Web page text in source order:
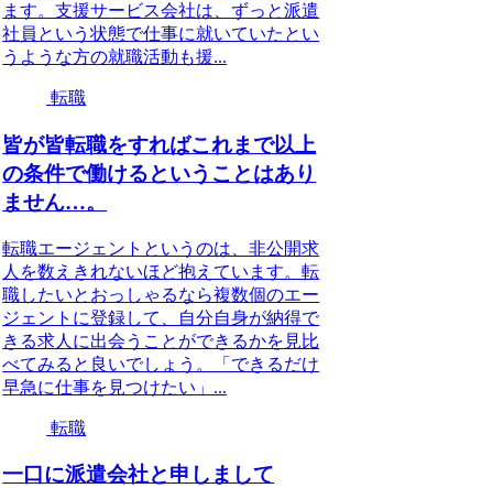
ます。支援サービス会社は、ずっと派遣
社員という状態で仕事に就いていたとい
うような方の就職活動も援...
転職
皆が皆転職をすればこれまで以上
の条件で働けるということはあり
ません…。
転職エージェントというのは、非公開求
人を数えきれないほど抱えています。転
職したいとおっしゃるなら複数個のエー
ジェントに登録して、自分自身が納得で
きる求人に出会うことができるかを見比
べてみると良いでしょう。「できるだけ
早急に仕事を見つけたい」...
転職
一口に派遣会社と申しまして